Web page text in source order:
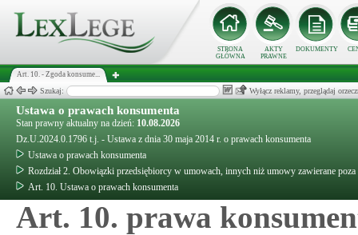
STRONA
GŁÓWNA
AKTY
PRAWNE
DOKUMENTY
Art. 10. - Zgoda konsume...
Szukaj: Wyłącz reklamy, przeglądaj
Ustawa o prawach konsumenta
Stan prawny aktualny na dzień: 10.08.2026
Dz.U.2024.0.1796 t.j. - Ustawa z dnia 30 maja 2014 r. o prawach konsumenta
Ustawa o prawach konsumenta
Rozdział 2. Obowiązki przedsiębiorcy w umowach, innych niż umowy zawierane
Art. 10. Ustawa o prawach konsumenta
Art. 10. prawa